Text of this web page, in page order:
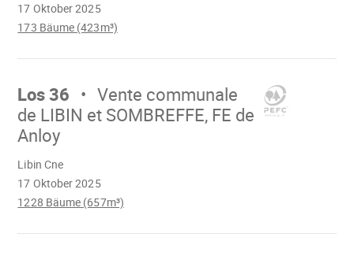
17 Oktober 2025
173 Bäume (423m³)
Mach
Los 36
Vente communale
de LIBIN et SOMBREFFE, FE de
Anloy
17 Oktober 2025
Libin Cne
1228 Bäume (657m³)
Mach